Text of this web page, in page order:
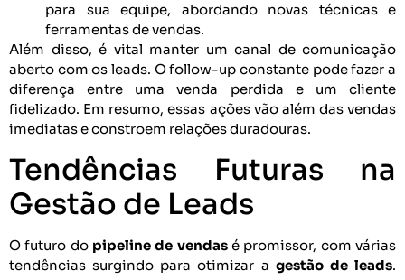
para sua equipe, abordando novas técnicas e
ferramentas de vendas.
Além disso, é vital manter um canal de comunicação
aberto com os leads. O follow-up constante pode fazer a
diferença entre uma venda perdida e um cliente
fidelizado. Em resumo, essas ações vão além das vendas
imediatas e constroem relações duradouras.
Tendências Futuras na
Gestão de Leads
O futuro do pipeline de vendasé promissor, com várias
tendências surgindo para otimizar a gestão de leads.